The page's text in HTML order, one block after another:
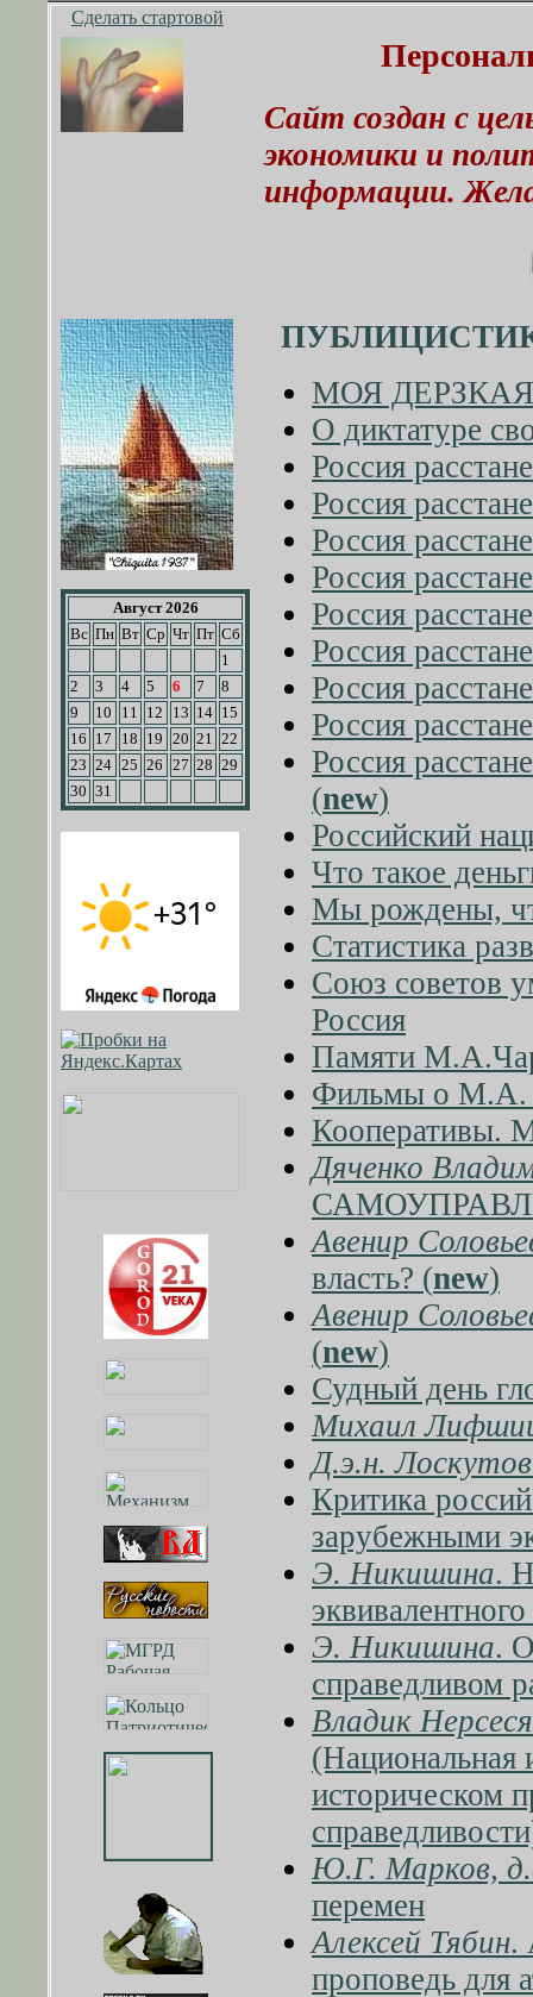
Сделать стартовой
Сайт создан с
экономики и
информации.
Август 2026
Вс Пн Вт Ср Чт Пт Сб
1
2
3 4 5 6 7
8
9
10 11 12 13 14 15
16 17 18 19 20 21 22
23 24 25 26 27 28 29
30 31
МОЯ
О диктатуре
Россия
Россия
Россия
Россия
Россия
Россия
Россия
Россия
Россия
(new)
Российский
Что такое
Мы рождены,
Статистика
Союз советов
Россия
Памяти
Фильмы о М.А.
Кооперативы.
Дяченко
Авенир
власть? (new)
Авенир
(new)
Судный день
Михаил
Д.э.н.
Критика
зарубежными
Э. Никишина.
Э. Никишина.
справедливом
Владик
(Национальная
историческом
Ю.Г. Марков,
перемен
Алексей Тябин.
проповедь для